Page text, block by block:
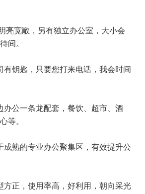
亮宽敞，另有独立办公室，大小会
间。
有钥匙，只要您打来电话，我会时间
办公一条龙配套，餐饮、超市、酒
等。
成熟的专业办公聚集区，有效提升公
方正，使用率高，好利用，朝向采光